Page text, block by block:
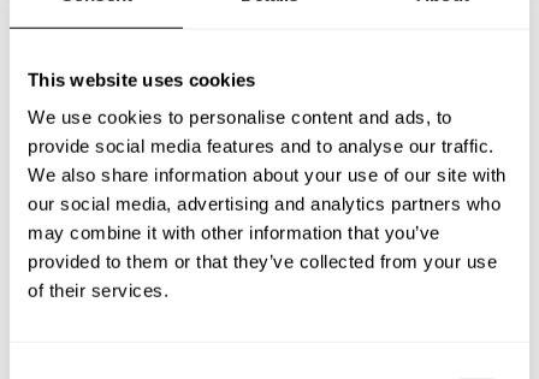
This website uses cookies
We use cookies to personalise content and ads, to
provide social media features and to analyse our traffic.
We also share information about your use of our site with
our social media, advertising and analytics partners who
may combine it with other information that you’ve
provided to them or that they’ve collected from your use
of their services.
fréquentes sur Chefs a Domicile à Montauban.
Que comprend un service de Chef a Domicile à
Montauban?
Combien coûte un Chef a Domicile à Montauban?